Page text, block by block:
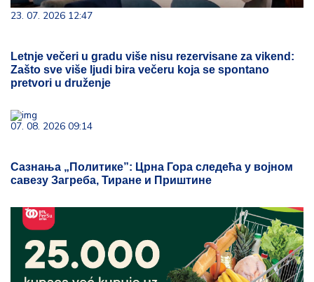
23. 07. 2026 12:47
Letnje večeri u gradu više nisu rezervisane za vikend:
Zašto sve više ljudi bira večeru koja se spontano
pretvori u druženje
07. 08. 2026 09:14
Сазнања „Политике”: Црна Гора следећа у војном
савезу Загреба, Тиране и Приштине